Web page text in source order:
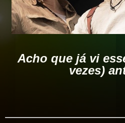
Acho que já vi
vezes)